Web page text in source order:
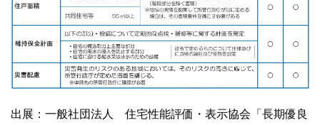
出展：一般社団法人 住宅性能評価・表示協会「長期優良